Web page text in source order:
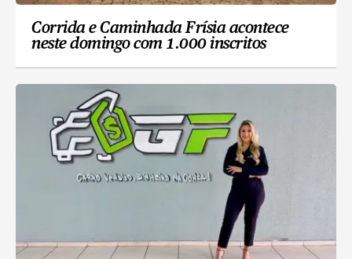
Corrida e Caminhada Frísia acontece
neste domingo com 1.000 inscritos